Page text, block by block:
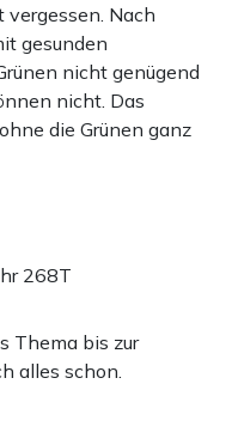
Nach
gesunden
nicht genügend
nicht. Das
die Grünen ganz
268T
Thema bis zur
alles schon.